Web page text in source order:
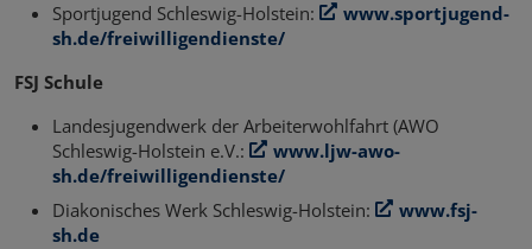
Sportjugend Schleswig-Holstein:
www.sportjugend-
sh.de/freiwilligendienste/
FSJ Schule
Landesjugendwerk der Arbeiterwohlfahrt (AWO
Schleswig-Holstein e.V.:
www.ljw-awo-
sh.de/freiwilligendienste/
Diakonisches Werk Schleswig-Holstein:
www.fsj-
sh.de